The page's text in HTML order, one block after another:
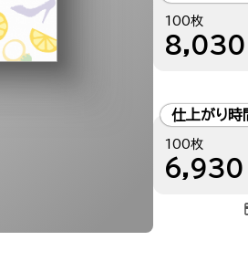
100枚
8,030
仕上がり
100枚
6,930